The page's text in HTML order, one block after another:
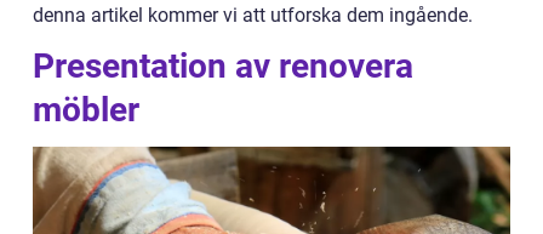
denna artikel kommer vi att utforska dem ingående.
Presentation av renovera
möbler